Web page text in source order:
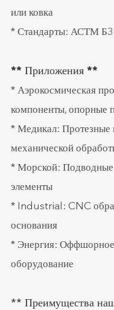
или ковка
* Стандарты: АСТМ
** Приложения **
* Аэрокосмическая
компоненты, опорные
* Медикал: Протезные
механической
* Морской: Подводные
элементы
* Industrial: CNC
основания
* Энергия:
оборудование
** Преимущества